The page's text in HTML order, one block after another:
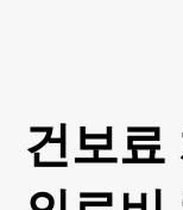
건보료